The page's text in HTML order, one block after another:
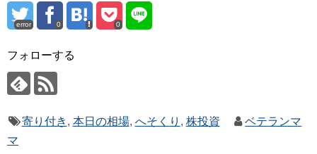
error 0 0
フォローする
寄り付き , 本日の相場, へそくり , 株投資
ベテランマ
マ